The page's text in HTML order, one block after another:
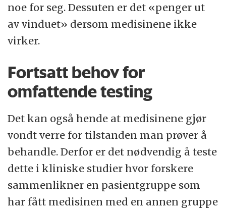
noe for seg. Dessuten er det «penger ut
av vinduet» dersom medisinene ikke
virker.
Fortsatt behov for
omfattende testing
Det kan også hende at medisinene gjør
vondt verre for tilstanden man prøver å
behandle. Derfor er det nødvendig å teste
dette i kliniske studier hvor forskere
sammenlikner en pasientgruppe som
har fått medisinen med en annen gruppe